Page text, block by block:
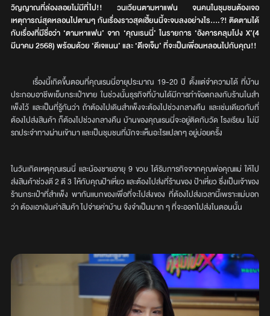
วิญญาณที่ล่องลอยไม่มีที่ไป!! วนเวียนตามหาแฟน จนคนในชุมชนต้องเจอ
เหตุการณ์สุดหลอนไปตามๆ กันเรื่องราวสุดเฮี้ยนนี้จะจบลงอย่างไร….?! ติดตามได้
กับเรื่องที่มีชื่อว่า ‘ตามหาแฟน’ จาก ‘คุณเรนนี่’ ในรายการ ‘อังคารคลุมโปง X’(4
มีนาคม 2568) พร้อมด้วย ‘ดีเจแนน’ และ ‘ดีีเจเจ็ม’ ที่จะเป็นเพื่อนหลอนไปกับคุณ!!
เรื่องนี้เกิดขึ้นตอนที่คุณเรนนี่อายุประมาณ 19-20 ปี ตั้งแต่จำความได้ ที่บ้าน
ประกอบอาชีพเย็บกระเป๋าขาย ในช่วงนั้นธุรกิจที่บ้านได้มีการทำข้อตกลงกับร้านในสำ
เพ็งไว้ และเป็นที่รู้กันว่า ถ้าต้องไปเดินสำเพ็งจะต้องไปช่วงกลางคืน และเช่นเดียวกับที่
ต้องไปส่งสินค้า ก็ต้องไปช่วงกลางคืน บ้านของคุณเรนนี่จะอยู่ติดกับวัด โรงเรียน ไม่มี
รถประจำทางผ่านเข้ามา และเป็นชุมชนที่มักจะเห็นอะไรแปลกๆ อยู่บ่อยครั้ง
ในวันเกิดเหตุคุณเรนนี่ และน้องชายอายุ 9 ขวบ ได้รับภารกิจจากคุณพ่อคุณแม่ ให้ไป
ส่งสินค้าช่วงตี 2 ตี 3 ให้กับคุณป้าเหี่ยว และต้องไปส่งที่ร้านของ ป้าเหี่ยว ซึ่งเป็นเจ้าของ
ร้านกระเป๋าที่สำเพ็ง พากันแบกของเพื่อที่จะไปส่งของ ที่ต้องไปส่งเวลานี้เพราะแม่บอก
ว่า ต้องเอาเงินค่าสินค้า ไปจ่ายค่าบ้าน จึงจำเป็นมาก ๆ ที่จะออกไปส่งในตอนนั้น